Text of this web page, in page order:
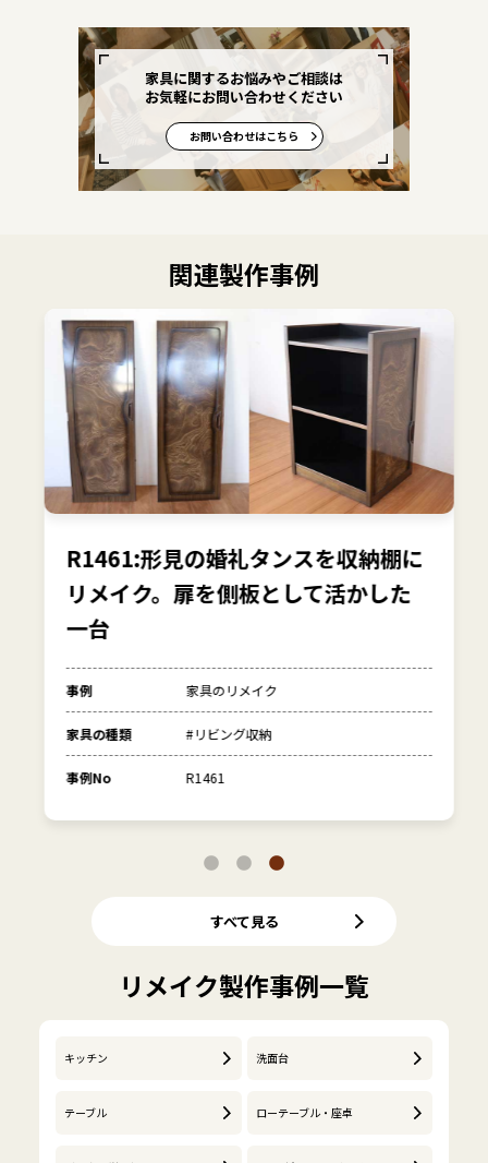
家具に関するお悩みやご相談は
お気軽にお問い合わせください
お問い合わせはこちら
関連製作事例
R1461:形見の婚礼タンスを収納棚に
リメイク。扉を側板として活かした
一台
事例 家具のリメイク
家具の種類 #リビング収納
事例No R1461
すべて見る
リメイク製作事例一覧
キッチン 洗面台
テーブル ローテーブル・座卓